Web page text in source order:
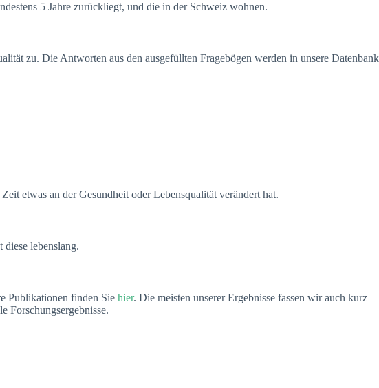
5 Jahre zurückliegt, und die in der Schweiz wohnen.
zu. Die Antworten aus den ausgefüllten Fragebögen werden in unsere Datenbank
etwas an der Gesundheit oder Lebensqualität verändert hat.
lebenslang.
Publikationen finden Sie hier. Die meisten unserer Ergebnisse fassen wir auch kurz
Forschungsergebnisse.